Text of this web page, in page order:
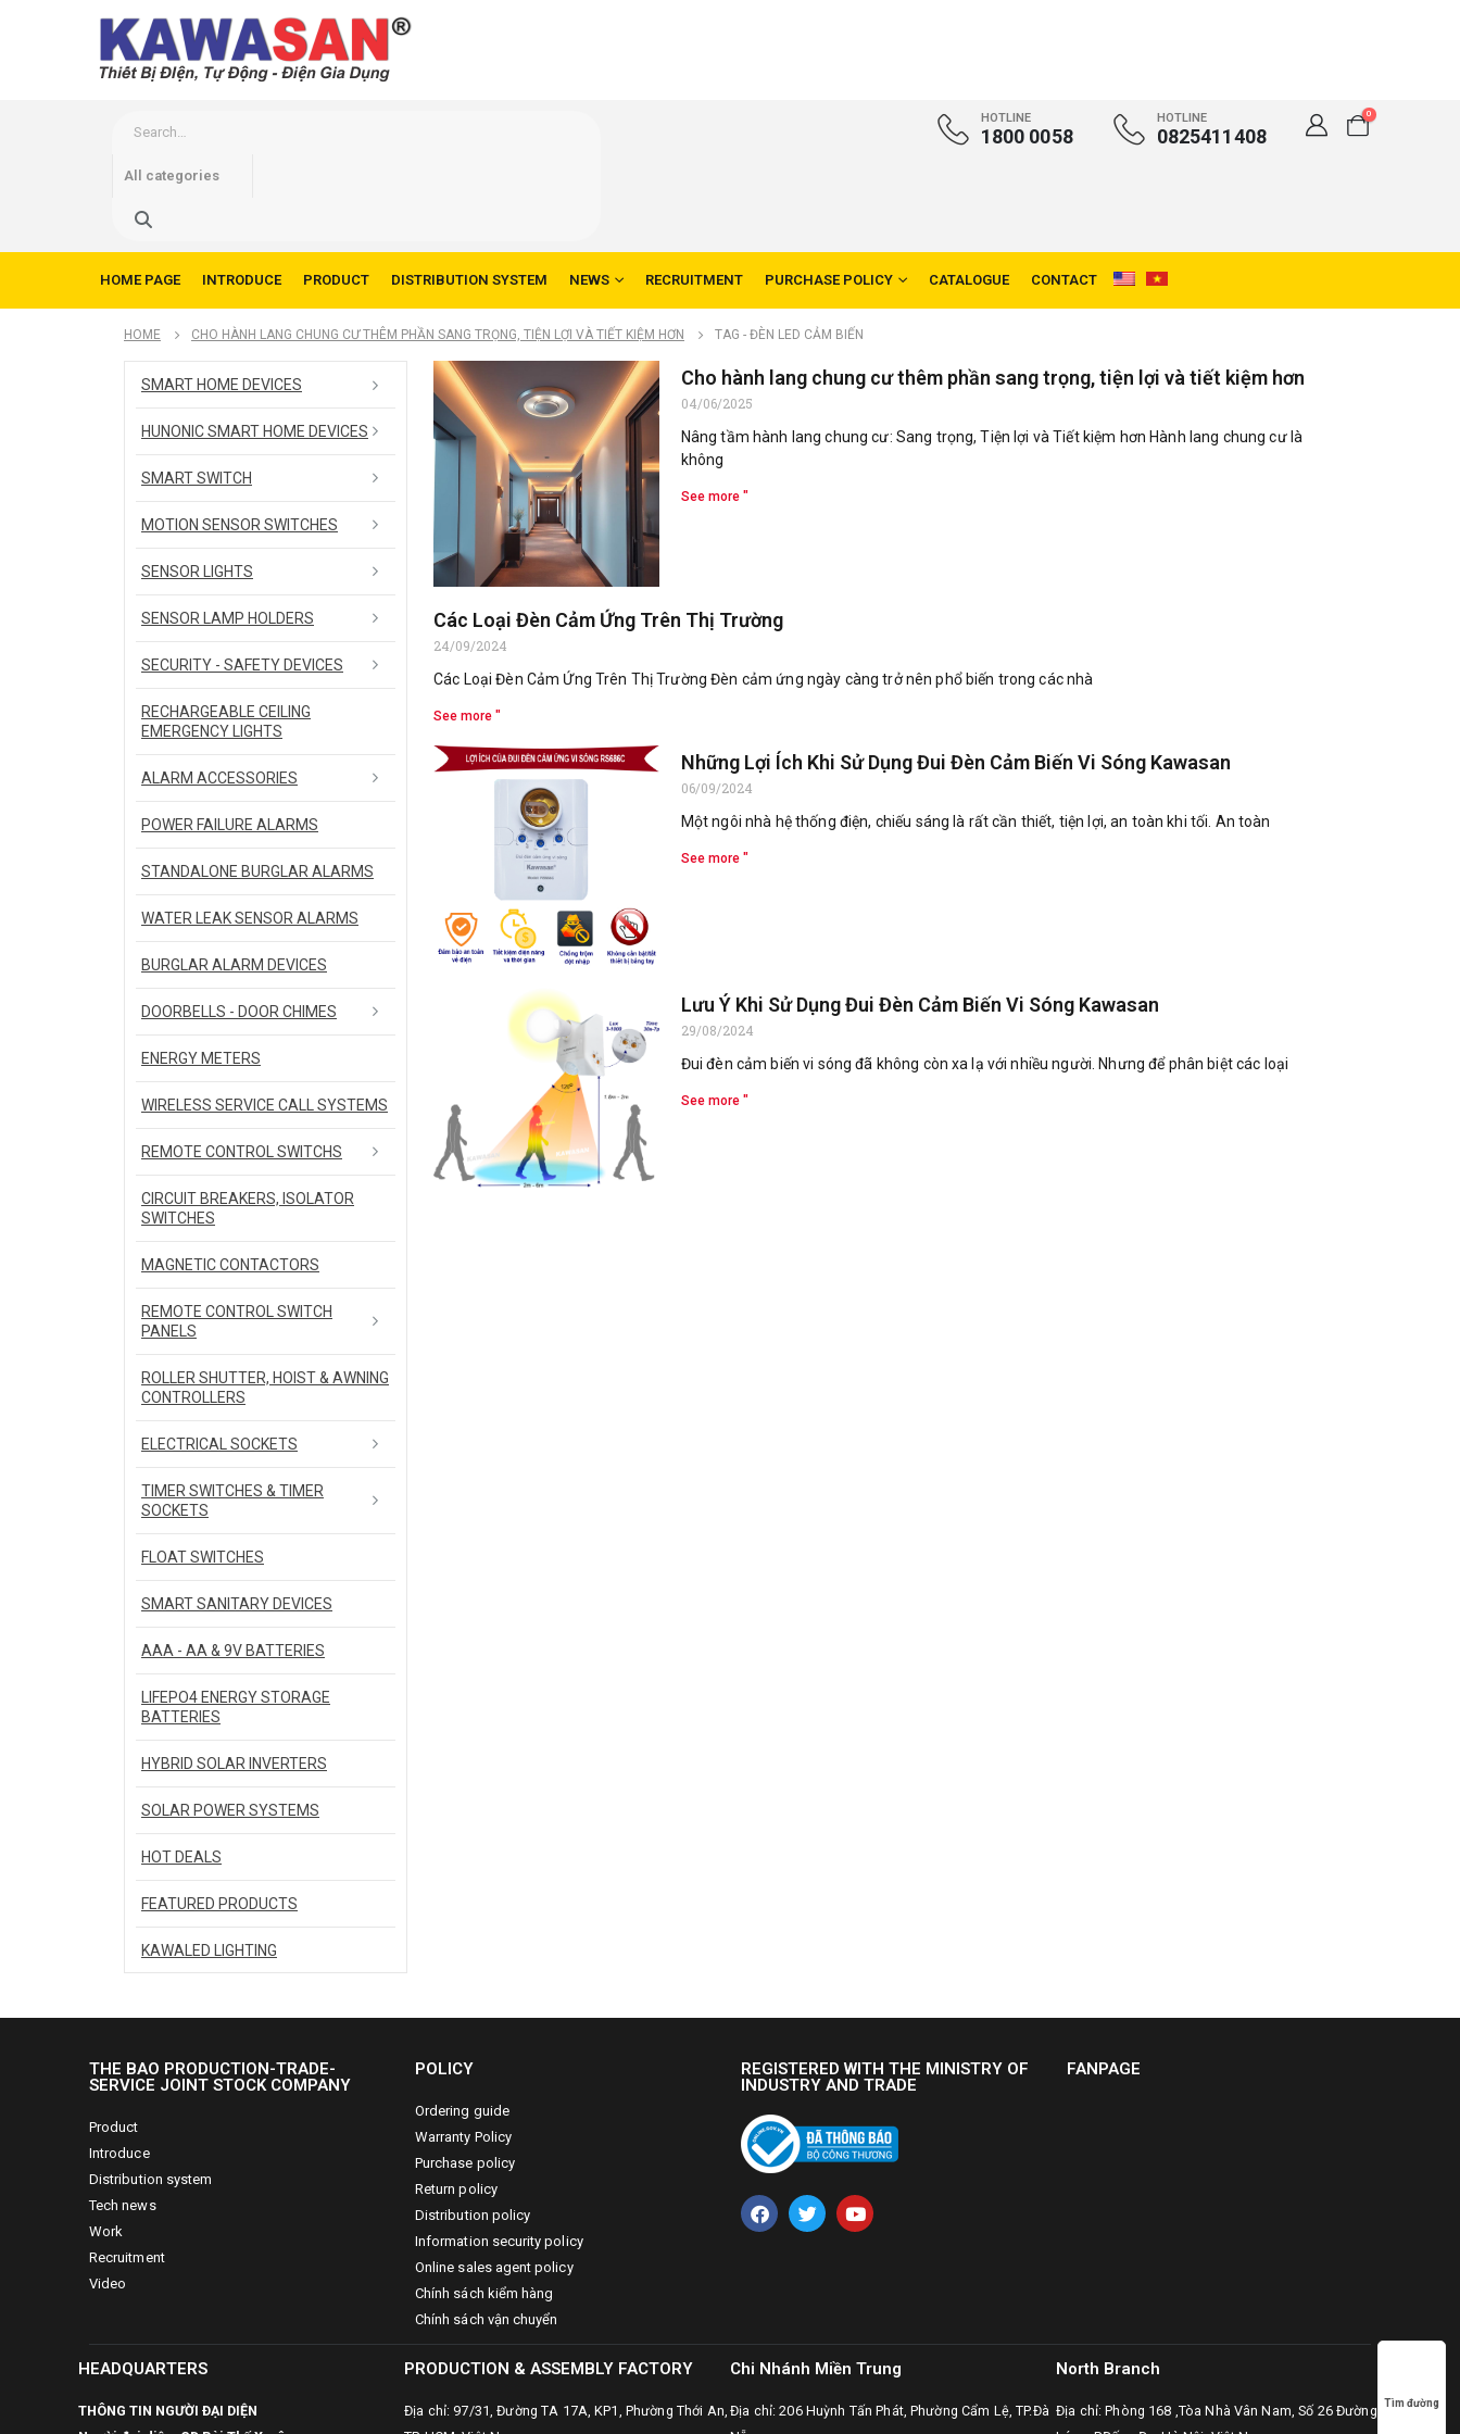
HOTLINE
1800 0058
HOTLINE
0825411408
0
HOME PAGE INTRODUCE PRODUCT DISTRIBUTION SYSTEM NEWS RECRUITMENT PURCHASE POLICY CATALOGUE CONTACT
HOME CHO HÀNH LANG CHUNG CƯ THÊM PHẦN SANG TRỌNG, TIỆN LỢI VÀ TIẾT KIỆM HƠN TAG - ĐÈN LED CẢM BIẾN
Cho hành lang chung cư thêm phần sang trọng, tiện lợi và tiết kiệm hơn
04/06/2025
Nâng tầm hành lang chung cư: Sang trọng, Tiện lợi và Tiết kiệm hơn Hành lang chung cư là
không
See more "
Các Loại Đèn Cảm Ứng Trên Thị Trường
24/09/2024
Các Loại Đèn Cảm Ứng Trên Thị Trường Đèn cảm ứng ngày càng trở nên phổ biến trong các nhà
See more "
Những Lợi Ích Khi Sử Dụng Đui Đèn Cảm Biến Vi Sóng Kawasan
06/09/2024
Một ngôi nhà hệ thống điện, chiếu sáng là rất cần thiết, tiện lợi, an toàn khi tối. An toàn
See more "
Lưu Ý Khi Sử Dụng Đui Đèn Cảm Biến Vi Sóng Kawasan
29/08/2024
Đui đèn cảm biến vi sóng đã không còn xa lạ với nhiều người. Nhưng để phân biệt các loại
See more "
SMART HOME DEVICES
HUNONIC SMART HOME DEVICES
SMART SWITCH
MOTION SENSOR SWITCHES
SENSOR LIGHTS
SENSOR LAMP HOLDERS
SECURITY - SAFETY DEVICES
RECHARGEABLE CEILING
EMERGENCY LIGHTS
ALARM ACCESSORIES
POWER FAILURE ALARMS
STANDALONE BURGLAR ALARMS
WATER LEAK SENSOR ALARMS
BURGLAR ALARM DEVICES
DOORBELLS - DOOR CHIMES
ENERGY METERS
WIRELESS SERVICE CALL SYSTEMS
REMOTE CONTROL SWITCHS
CIRCUIT BREAKERS, ISOLATOR
SWITCHES
MAGNETIC CONTACTORS
REMOTE CONTROL SWITCH
PANELS
ROLLER SHUTTER, HOIST & AWNING
CONTROLLERS
ELECTRICAL SOCKETS
TIMER SWITCHES & TIMER
SOCKETS
FLOAT SWITCHES
SMART SANITARY DEVICES
AAA - AA & 9V BATTERIES
LIFEPO4 ENERGY STORAGE
BATTERIES
HYBRID SOLAR INVERTERS
SOLAR POWER SYSTEMS
HOT DEALS
FEATURED PRODUCTS
KAWALED LIGHTING
THE BAO PRODUCTION-TRADE-
SERVICE JOINT STOCK COMPANY
Product
Introduce
Distribution system
Tech news
Work
Recruitment
Video
POLICY
Ordering guide
Warranty Policy
Purchase policy
Return policy
Distribution policy
Information security policy
Online sales agent policy
Chính sách kiểm hàng
Chính sách vận chuyển
REGISTERED WITH THE MINISTRY OF
INDUSTRY AND TRADE
FANPAGE
HEADQUARTERS
THÔNG TIN NGƯỜI ĐẠI DIỆN
PRODUCTION & ASSEMBLY FACTORY
Địa chỉ: 97/31, Đường TA 17A, KP1, Phường Thới An,
Chi Nhánh Miền Trung
Địa chỉ: 206 Huỳnh Tấn Phát, Phường Cẩm Lệ, TP.Đà
North Branch
Địa chỉ: Phòng 168 ,Tòa Nhà Vân Nam, Số 26 Đường
Tìm đường